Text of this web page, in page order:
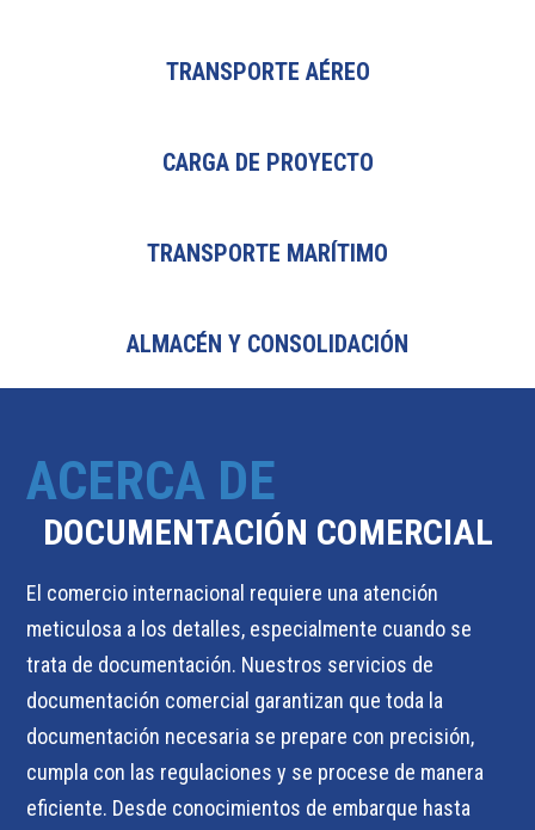
TRANSPORTE AÉREO
CARGA DE PROYECTO
TRANSPORTE MARÍTIMO
ALMACÉN Y CONSOLIDACIÓN
ACERCA DE
DOCUMENTACIÓN COMERCIAL
El comercio internacional requiere una atención
meticulosa a los detalles, especialmente cuando se
trata de documentación. Nuestros servicios de
documentación comercial garantizan que toda la
documentación necesaria se prepare con precisión,
cumpla con las regulaciones y se procese de manera
eficiente. Desde conocimientos de embarque hasta